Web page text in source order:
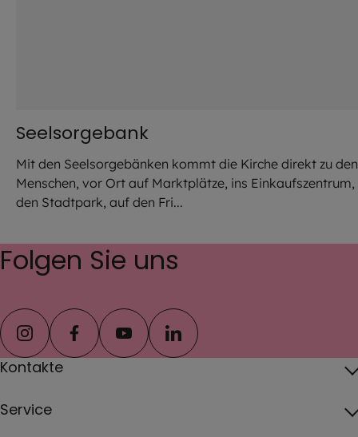
Seelsorgebank
Mit den Seelsorgebänken kommt die Kirche direkt zu den
Menschen, vor Ort auf Marktplätze, ins Einkaufszentrum,
den Stadtpark, auf den Fri...
Folgen Sie uns
instagramfacebookyoutubelinkedin
Kontakte
Service